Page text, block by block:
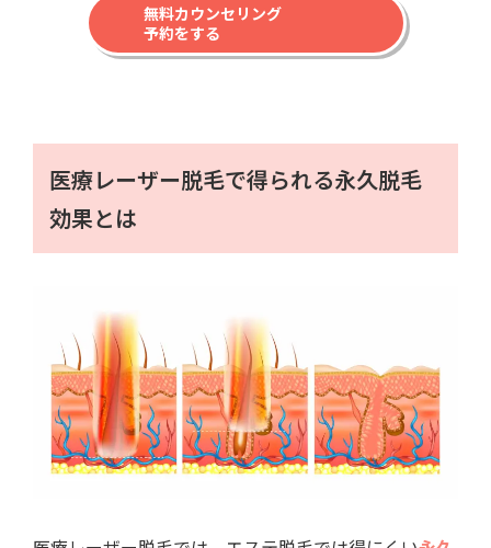
無料カウンセリング
予約をする
医療レーザー脱毛で得られる永久脱毛
効果とは